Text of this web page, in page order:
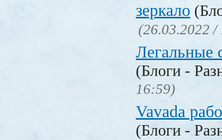
зеркало
(26.03.2022 /
Легальные
(Блоги -
16:59)
Vavada
(Блоги -